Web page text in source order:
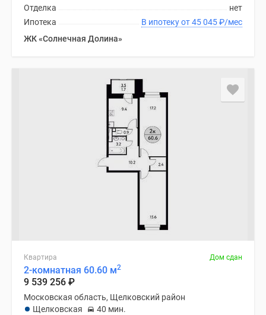
нет
Отделка
В ипотеку от 45 045₽/мес
Ипотека
ЖК «Солнечная Долина»
Квартира Дом сдан
2-комнатная 60.60 м2
9 539 256 ₽
Московская область, Щелковский район
Щелковская
40 мин.